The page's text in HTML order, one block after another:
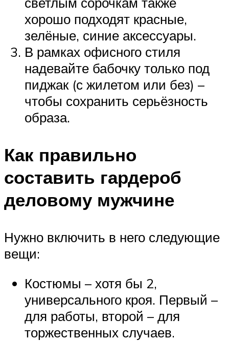
хорошо подходят красные,
зелёные, синие аксессуары.
В рамках офисного стиля
надевайте бабочку только под
пиджак (с жилетом или без) –
чтобы сохранить серьёзность
образа.
Как правильно
составить гардероб
деловому мужчине
Нужно включить в него следующие
вещи:
Костюмы – хотя бы 2,
универсального кроя. Первый –
для работы, второй – для
торжественных случаев.